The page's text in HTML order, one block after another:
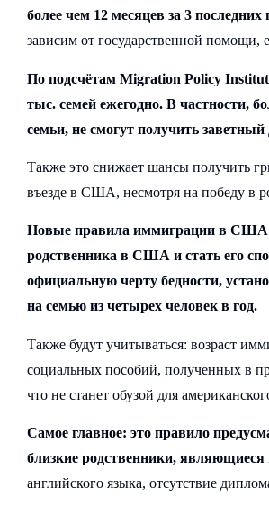
более чем 12 месяцев за 3
зависим от государственной помощи,
По подсчётам Migration Policy
тыс. семей ежегодно. В частности,
семьи, не смогут получить заветный
Также это снижает шансы получить
въезде в США, несмотря на победу в
Новые правила иммиграции в США
родственника в США и стать его
официальную черту бедности,
на семью из четырех человек в год.
Также будут учитываться: возраст
социальных пособий, полученных в
что не станет обузой для
Самое главное: это правило
близкие родственники,
английского языка, отсутствие